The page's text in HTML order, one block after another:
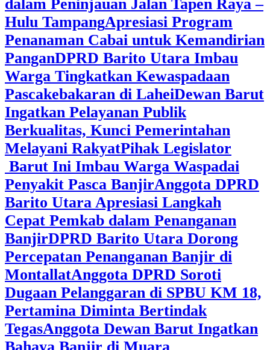
dalam Peninjauan Jalan Tapen Raya –
Hulu TampangApresiasi Program
Penanaman Cabai untuk Kemandirian
PanganDPRD Barito Utara Imbau
Warga Tingkatkan Kewaspadaan
Pascakebakaran di LaheiDewan Barut
Ingatkan Pelayanan Publik
Berkualitas, Kunci Pemerintahan
Melayani RakyatPihak Legislator
Barut Ini Imbau Warga Waspadai
Penyakit Pasca BanjirAnggota DPRD
Barito Utara Apresiasi Langkah
Cepat Pemkab dalam Penanganan
BanjirDPRD Barito Utara Dorong
Percepatan Penanganan Banjir di
MontallatAnggota DPRD Soroti
Dugaan Pelanggaran di SPBU KM 18,
Pertamina Diminta Bertindak
TegasAnggota Dewan Barut Ingatkan